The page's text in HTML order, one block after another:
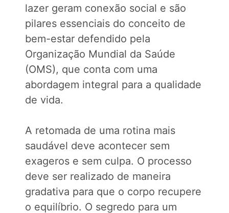
lazer geram conexão social e são
pilares essenciais do conceito de
bem-estar defendido pela
Organização Mundial da Saúde
(OMS), que conta com uma
abordagem integral para a qualidade
de vida.
A retomada de uma rotina mais
saudável deve acontecer sem
exageros e sem culpa. O processo
deve ser realizado de maneira
gradativa para que o corpo recupere
o equilíbrio. O segredo para um